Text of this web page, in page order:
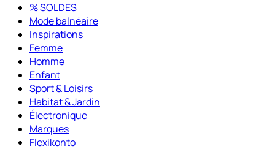
% SOLDES
Mode balnéaire
Inspirations
Femme
Homme
Enfant
Sport & Loisirs
Habitat & Jardin
Électronique
Marques
Flexikonto